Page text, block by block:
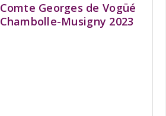
Comte Georges de Vogüé
Chambolle-Musigny 2023